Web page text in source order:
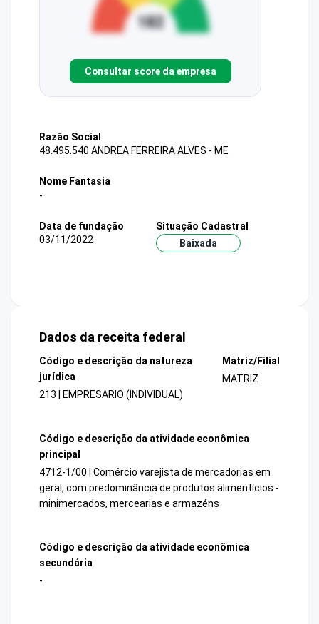
Consultar score da empresa
Razão Social
48.495.540 ANDREA FERREIRA ALVES - ME
Nome Fantasia
-
Data de fundação
03/11/2022
Situação Cadastral
Baixada
Dados da receita federal
Código e descrição da natureza
jurídica
213 | EMPRESARIO (INDIVIDUAL)
Matriz/Filial
MATRIZ
Código e descrição da atividade econômica
principal
4712-1/00 | Comércio varejista de mercadorias em
geral, com predominância de produtos alimentícios -
minimercados, mercearias e armazéns
Código e descrição da atividade econômica
secundária
-